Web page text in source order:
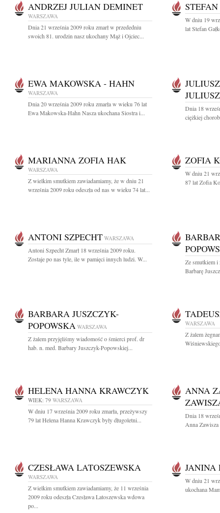
ANDRZEJ JULIAN DEMINET
WARSZAWA
Dnia 21 września 2009 roku zmarł w przededniu
swoich 81. urodzin nasz ukochany Mąż i Ojciec...
W dniu 19
lat Stefan
EWA MAKOWSKA - HAHN
WARSZAWA
Dnia 20 września 2009 roku zmarła w wieku 76 lat
Ewa Makowska-Hahn Nasza ukochana Siostra i...
Dnia 18
ciężkiej
MARIANNA ZOFIA HAK
WARSZAWA
Z wielkim smutkiem zawiadamiamy, że w dniu 21
września 2009 roku odeszła od nas w wieku 74 lat...
ZOFIA
W dniu 21
87 lat Zofia
ANTONI SZPECHT WARSZAWA
Antoni Szpecht Zmarł 18 września 2009 roku.
Zostaje po nas tyle, ile w pamięci innych ludzi. W...
Ze smutkiem i
Barbarę
BARBARA JUSZCZYK-
POPOWSKA WARSZAWA
Z żalem przyjęliśmy wiadomość o śmierci prof. dr
hab. n. med. Barbary Juszczyk-Popowskiej...
WARSZAWA
Z żalem
HELENA HANNA KRAWCZYK
WIEK: 79 WARSZAWA
W dniu 17 września 2009 roku zmarła, przeżywszy
79 lat Helena Hanna Krawczyk były długoletni...
ANNA
Dnia 18
Anna
CZESŁAWA LATOSZEWSKA
WARSZAWA
Z wielkim smutkiem zawiadamiamy, że 11 września
2009 roku odeszła Czesława Latoszewska wdowa
po...
JANINA
W dniu 21
ukochana